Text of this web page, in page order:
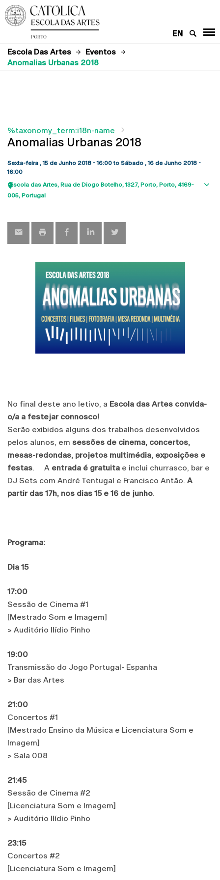
EN
Escola Das Artes
Eventos
Anomalias Urbanas 2018
%taxonomy_term:i18n-name
Anomalias Urbanas 2018
Sexta-feira , 15 de Junho 2018 - 16:00to Sábado , 16 de Junho 2018 -
16:00
Escola das Artes Rua de Diogo Botelho, 1327 Porto Porto 4169-
005 Portugal
No final deste ano letivo, a Escola das Artes convida-
o/a a festejar connosco!
Serão exibidos alguns dos trabalhos desenvolvidos
pelos alunos, em sessões de cinema, concertos,
mesas-redondas, projetos multimédia, exposições e
festas. A entrada é gratuita e inclui churrasco, bar e
DJ Sets com André Tentugal e Francisco Antão. A
partir das 17h, nos dias 15 e 16 de junho.
Programa:
Dia 15
17:00
Sessão de Cinema #1
[Mestrado Som e Imagem]
> Auditório Ilídio Pinho
19:00
Transmissão do Jogo Portugal- Espanha
> Bar das Artes
21:00
Concertos #1
[Mestrado Ensino da Música e Licenciatura Som e
Imagem]
> Sala 008
21:45
Sessão de Cinema #2
[Licenciatura Som e Imagem]
> Auditório Ilídio Pinho
23:15
Concertos #2
[Licenciatura Som e Imagem]